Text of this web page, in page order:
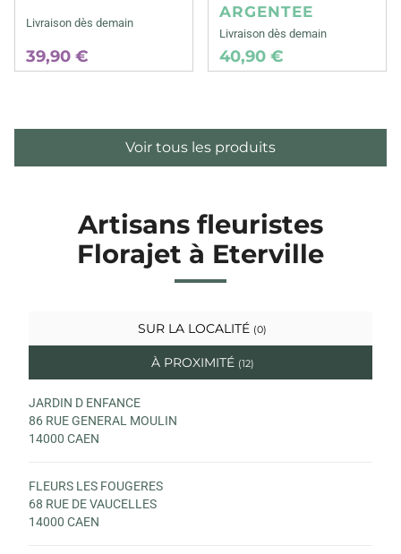
Livraison dès demain
39,90 €
ARGENTEE
Livraison dès demain
40,90 €
Voir tous les produits
Artisans fleuristes
Florajet à Eterville
SUR LA LOCALITÉ (0)
À PROXIMITÉ (12)
JARDIN D ENFANCE
86 RUE GENERAL MOULIN
14000 CAEN
FLEURS LES FOUGERES
68 RUE DE VAUCELLES
14000 CAEN